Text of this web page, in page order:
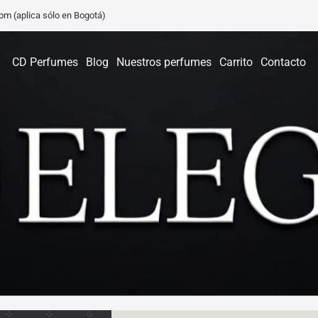
(aplica sólo en Bogotá)
CD Perfumes Blog Nuestros perfumes Carrito Contacto